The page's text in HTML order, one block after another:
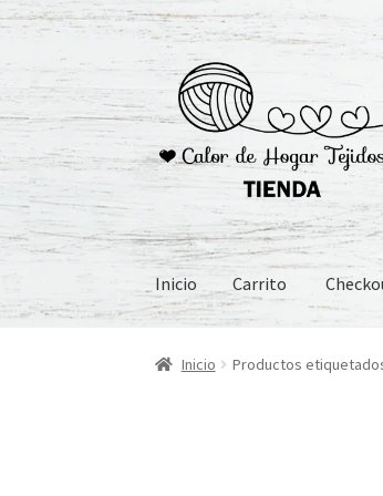
Ir
la
navegación
Ir
contenido
Inicio Carrito
Inicio Carrito Checkout
Inicio Productos